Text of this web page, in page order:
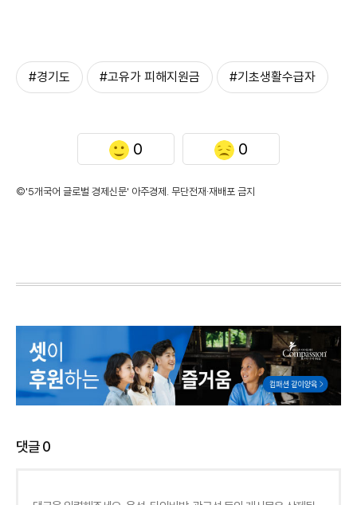
#경기도 #고유가 피해지원금 #기초생활수급자
0 0
©'5개국어 글로벌 경제신문' 아주경제. 무단전재·재배포 금지
댓글0